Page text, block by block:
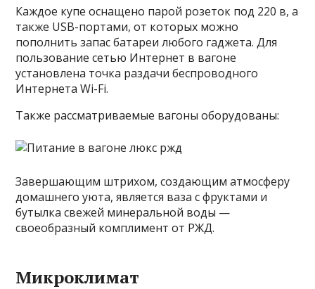
Каждое купе оснащено парой розеток под 220 в, а
также USB-портами, от которых можно
пополнить запас батареи любого гаджета. Для
пользование сетью Интернет в вагоне
установлена точка раздачи беспроводного
Интернета Wi-Fi.
Также рассматриваемые вагоны оборудованы:
Завершающим штрихом, создающим атмосферу
домашнего уюта, является ваза с фруктами и
бутылка свежей минеральной воды —
своеобразный комплимент от РЖД.
Микроклимат